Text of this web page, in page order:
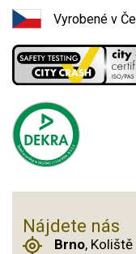
Vyrobené v
Nájdete nás
Brno, Koliště